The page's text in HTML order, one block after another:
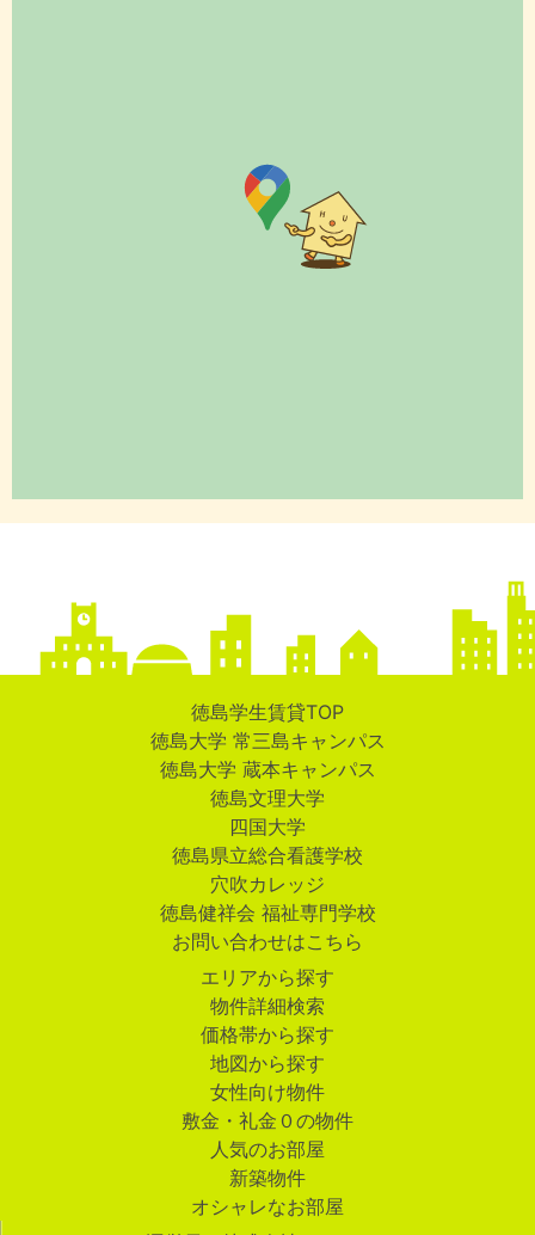
徳島学生賃貸TOP
徳島大学 常三島キャンパス
徳島大学 蔵本キャンパス
徳島文理大学
四国大学
徳島県立総合看護学校
穴吹カレッジ
徳島健祥会 福祉専門学校
お問い合わせはこちら
エリアから探す
物件詳細検索
価格帯から探す
地図から探す
女性向け物件
敷金・礼金０の物件
人気のお部屋
新築物件
オシャレなお部屋